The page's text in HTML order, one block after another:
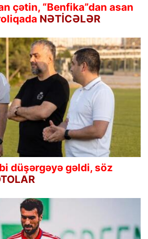
çətin, “Benfika”dan asan
NƏTİCƏLƏR
düşərgəyə gəldi, söz